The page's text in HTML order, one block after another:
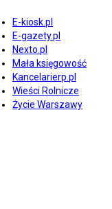
E-kiosk.pl
E-gazety.pl
Nexto.pl
Mała księgowość
Kancelarierp.pl
Wieści Rolnicze
Życie Warszawy